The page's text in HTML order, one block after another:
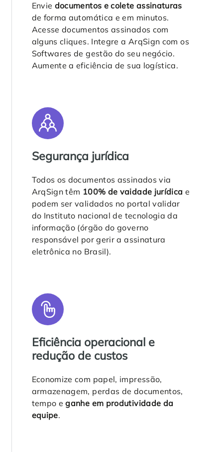
Envie documentos e colete assinaturas
de forma automática e em minutos.
Acesse documentos assinados com
alguns cliques. Integre a ArqSign com os
Softwares de gestão do seu negócio.
Aumente a eficiência de sua logística.
Segurança jurídica
Todos os documentos assinados via
ArqSign têm 100% de vaidade jurídica e
podem ser validados no portal validar
do Instituto nacional de tecnologia da
informação (órgão do governo
responsável por gerir a assinatura
eletrônica no Brasil).
Eficiência operacional e
redução de custos
Economize com papel, impressão,
armazenagem, perdas de documentos,
tempo eganhe em produtividade da
equipe.